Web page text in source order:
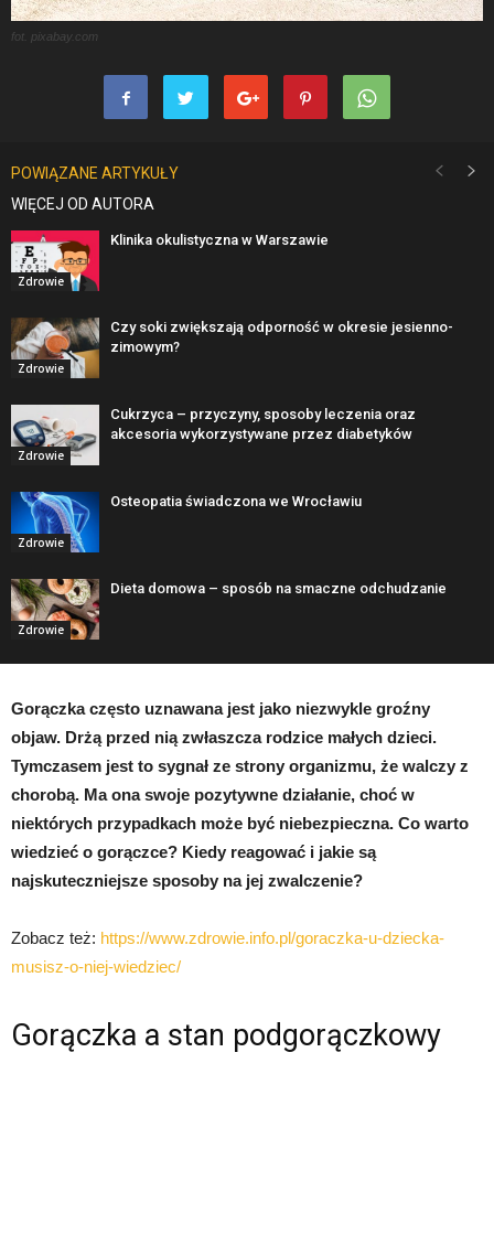
fot. pixabay.com
POWIĄZANE ARTYKUŁY
WIĘCEJ OD AUTORA
Zdrowie
Klinika okulistyczna w Warszawie
Zdrowie
Czy soki zwiększają odporność w okresie jesienno-
zimowym?
Zdrowie
Cukrzyca – przyczyny, sposoby leczenia oraz
akcesoria wykorzystywane przez diabetyków
Zdrowie
Osteopatia świadczona we Wrocławiu
Zdrowie
Dieta domowa – sposób na smaczne odchudzanie
Gorączka często uznawana jest jako niezwykle groźny
objaw. Drżą przed nią zwłaszcza rodzice małych dzieci.
Tymczasem jest to sygnał ze strony organizmu, że walczy z
chorobą. Ma ona swoje pozytywne działanie, choć w
niektórych przypadkach może być niebezpieczna. Co warto
wiedzieć o gorączce? Kiedy reagować i jakie są
najskuteczniejsze sposoby na jej zwalczenie?
Zobacz też: https://www.zdrowie.info.pl/goraczka-u-dziecka-
musisz-o-niej-wiedziec/
Gorączka a stan podgorączkowy